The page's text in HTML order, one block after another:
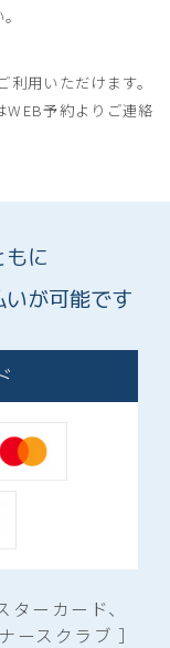
用いただけます。
予約よりご連絡
に
が可能です
ターカード、
ースクラブ ］